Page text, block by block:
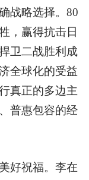
战略选择。80
，赢得抗击日
卫二战胜利成
全球化的受益
真正的多边主
普惠包容的经
好祝福。李在